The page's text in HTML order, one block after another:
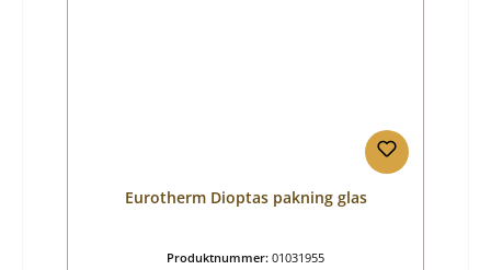
Eurotherm Dioptas pakning glas
Produktnummer: 01031955